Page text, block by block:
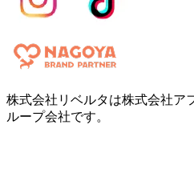
株式会社リベルタは株式会社ア
ループ会社です。